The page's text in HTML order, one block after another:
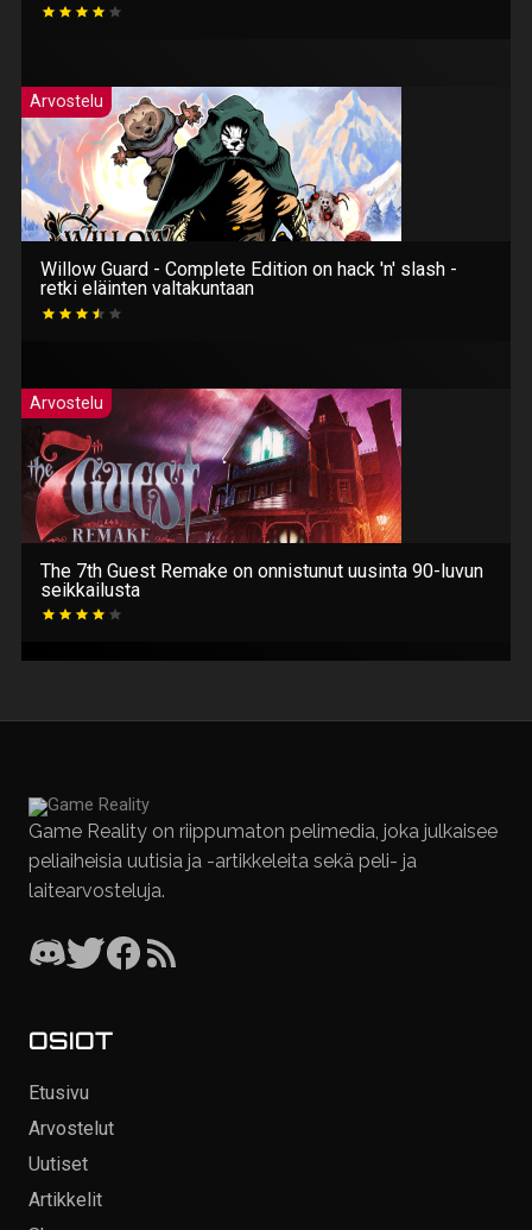
Arvostelu
Willow Guard - Complete Edition on hack 'n' slash -
retki eläinten valtakuntaan
Arvostelu
The 7th Guest Remake on onnistunut uusinta 90-luvun
seikkailusta
Game Reality on riippumaton pelimedia, joka julkaisee
peliaiheisia uutisia ja -artikkeleita sekä peli- ja
laitearvosteluja.
OSIOT
Etusivu
Arvostelut
Uutiset
Artikkelit